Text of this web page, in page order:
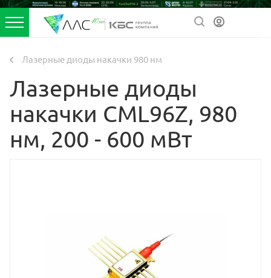
Лазерные диоды накачки 980 нм
Лазерные диоды
накачки CML96Z, 980
нм, 200 - 600 мВт